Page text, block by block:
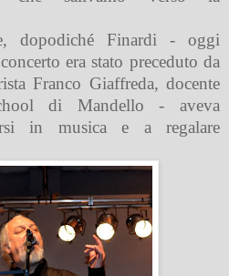
dopodiché Finardi - oggi
era stato preceduto da
Franco Giaffreda, docente
di Mandello - aveva
in musica e a regalare